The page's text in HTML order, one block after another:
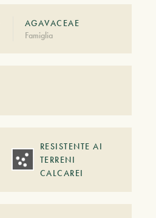
AGAVACEAE
Famiglia
RESISTENTE AI
TERRENI
CALCAREI